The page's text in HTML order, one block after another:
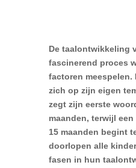
De taalontwikkeling
fascinerend proces
factoren
zich op zijn eigen
zegt zijn eerste
maanden, terwijl
15 maanden begint
doorlopen alle
fasen in hun